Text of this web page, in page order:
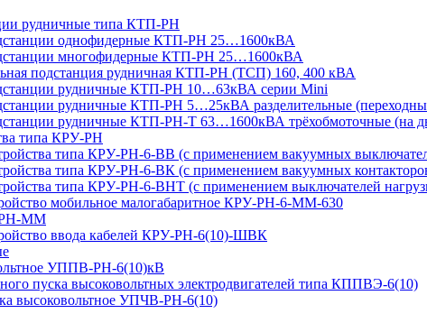
рудничные типа КТП-РН
однофидерные КТП-РН 25…1600кВА
многофидерные КТП-РН 25…1600кВА
подстанция рудничная КТП-РН (ТСП) 160, 400 кВА
рудничные КТП-РН 10…63кВА серии Mini
рудничные КТП-РН 5…25кВА разделительные
рудничные КТП-РН-Т 63…1600кВА трёхобмоточные (на
типа КРУ-РН
типа КРУ-РН-6-ВВ (с применением вакуумных
типа КРУ-РН-6-ВК (с применением вакуумных
типа КРУ-РН-6-ВНТ (с применением выключателей
мобильное малогабаритное КРУ-РН-6-ММ-630
РН-ММ
ввода кабелей КРУ-РН-6(10)-ШВК
УППВ-РН-6(10)кВ
пуска высоковольтных электродвигателей типа КППВЭ-6(10)
высоковольтное УПЧВ-РН-6(10)